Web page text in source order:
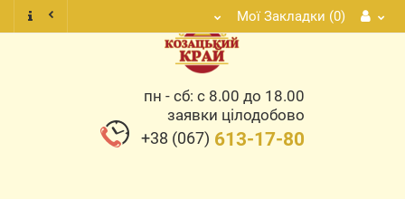
Мої Закладки (0)
пн - сб: с 8.00 до 18.00
заявки цілодобово
+38 (067) 613-17-80